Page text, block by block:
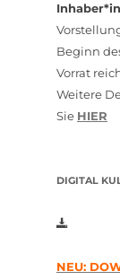
Beginn
Vorrat
Weitere
Sie HIER
DIGITAL
NEU: